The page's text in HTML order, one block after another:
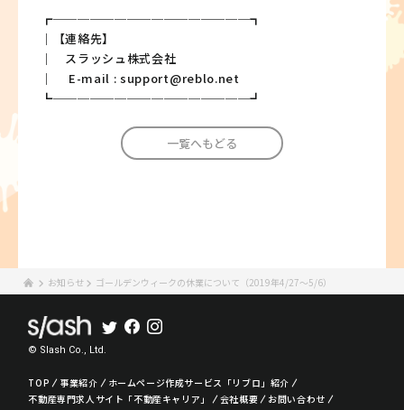
┏────────────────┓
｜【連絡先】
｜ スラッシュ株式会社
｜ E-mail : support@reblo.net
┗────────────────┛
一覧へもどる
お知らせ ゴールデンウィークの休業について（2019年4/27～5/6）
© Slash Co., Ltd.
TOP 事業紹介
ホームページ作成サービス「リブロ」紹介
不動産専門求人サイト「不動産キャリア」
会社概要
お問い合わせ